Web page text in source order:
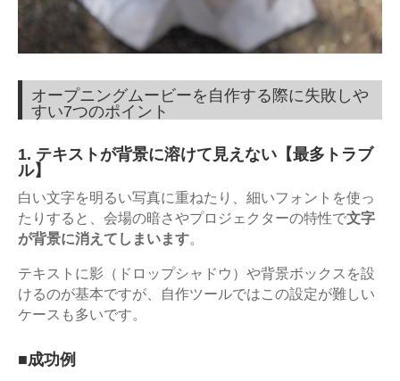
オープニングムービーを自作する際に失敗しや
すい7つのポイント
1. テキストが背景に溶けて見えない【最多トラブ
ル】
白い文字を明るい写真に重ねたり、細いフォントを使っ
たりすると、会場の暗さやプロジェクターの特性で文字
が背景に消えてしまいます。
テキストに影（ドロップシャドウ）や背景ボックスを設
けるのが基本ですが、自作ツールではこの設定が難しい
ケースも多いです。
■成功例